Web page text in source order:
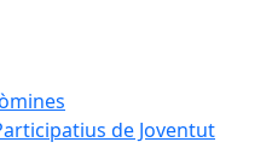
de Joventut